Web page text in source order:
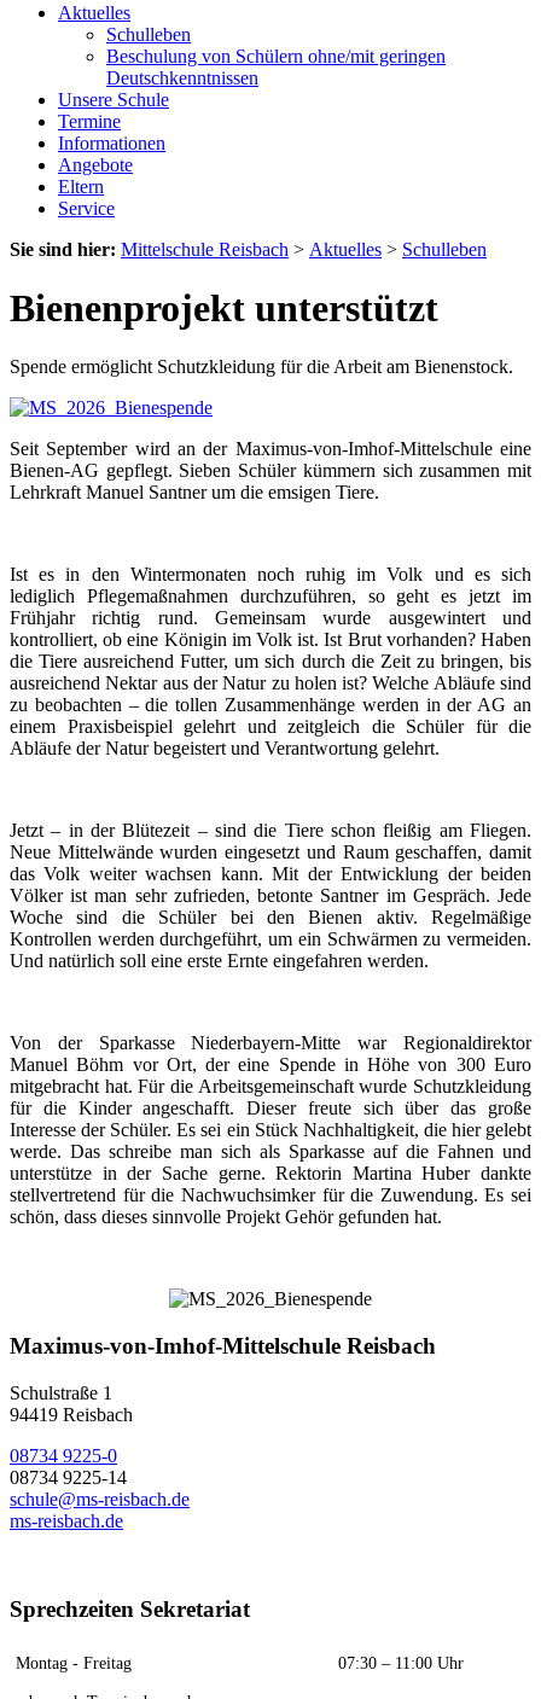
Aktuelles
Schulleben
Beschulung von Schülern ohne/mit geringen
Deutschkenntnissen
Unsere Schule
Termine
Informationen
Angebote
Eltern
Service
Sie sind hier: Mittelschule Reisbach > Aktuelles > Schulleben
Bienenprojekt unterstützt
Spende ermöglicht Schutzkleidung für die Arbeit am Bienenstock.
Seit September wird an der Maximus-von-Imhof-Mittelschule eine
Bienen-AG gepflegt. Sieben Schüler kümmern sich zusammen mit
Lehrkraft Manuel Santner um die emsigen Tiere.
Ist es in den Wintermonaten noch ruhig im Volk und es sich
lediglich Pflegemaßnahmen durchzuführen, so geht es jetzt im
Frühjahr richtig rund. Gemeinsam wurde ausgewintert und
kontrolliert, ob eine Königin im Volk ist. Ist Brut vorhanden? Haben
die Tiere ausreichend Futter, um sich durch die Zeit zu bringen, bis
ausreichend Nektar aus der Natur zu holen ist? Welche Abläufe sind
zu beobachten – die tollen Zusammenhänge werden in der AG an
einem Praxisbeispiel gelehrt und zeitgleich die Schüler für die
Abläufe der Natur begeistert und Verantwortung gelehrt.
Jetzt – in der Blütezeit – sind die Tiere schon fleißig am Fliegen.
Neue Mittelwände wurden eingesetzt und Raum geschaffen, damit
das Volk weiter wachsen kann. Mit der Entwicklung der beiden
Völker ist man sehr zufrieden, betonte Santner im Gespräch. Jede
Woche sind die Schüler bei den Bienen aktiv. Regelmäßige
Kontrollen werden durchgeführt, um ein Schwärmen zu vermeiden.
Und natürlich soll eine erste Ernte eingefahren werden.
Von der Sparkasse Niederbayern-Mitte war Regionaldirektor
Manuel Böhm vor Ort, der eine Spende in Höhe von 300 Euro
mitgebracht hat. Für die Arbeitsgemeinschaft wurde Schutzkleidung
für die Kinder angeschafft. Dieser freute sich über das große
Interesse der Schüler. Es sei ein Stück Nachhaltigkeit, die hier gelebt
werde. Das schreibe man sich als Sparkasse auf die Fahnen und
unterstütze in der Sache gerne. Rektorin Martina Huber dankte
stellvertretend für die Nachwuchsimker für die Zuwendung. Es sei
schön, dass dieses sinnvolle Projekt Gehör gefunden hat.
Maximus-von-Imhof-Mittelschule Reisbach
Schulstraße 1
94419 Reisbach
08734 9225-0
08734 9225-14
schule@ms-reisbach.de
ms-reisbach.de
Sprechzeiten Sekretariat
Montag - Freitag
07:30 – 11:00 Uhr